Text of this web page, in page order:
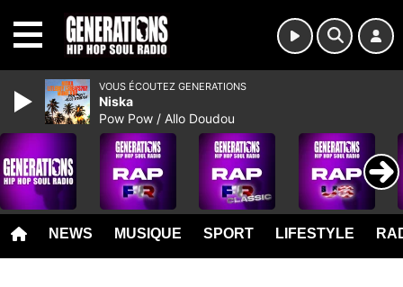
NEWS MUSIQUE SPORT LIFESTYLE
VOUS ÉCOUTEZ GENERATIONS
Niska
Pow Pow / Allo Doudou